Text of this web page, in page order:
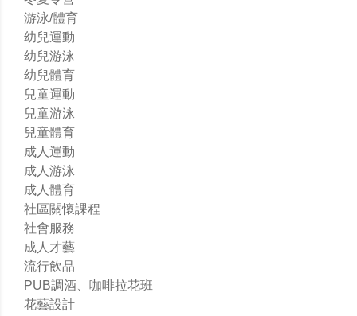
游泳/體育
幼兒運動
幼兒游泳
幼兒體育
兒童運動
兒童游泳
兒童體育
成人運動
成人游泳
成人體育
社區關懷課程
社會服務
成人才藝
流行飲品
PUB調酒、咖啡拉花班
花藝設計